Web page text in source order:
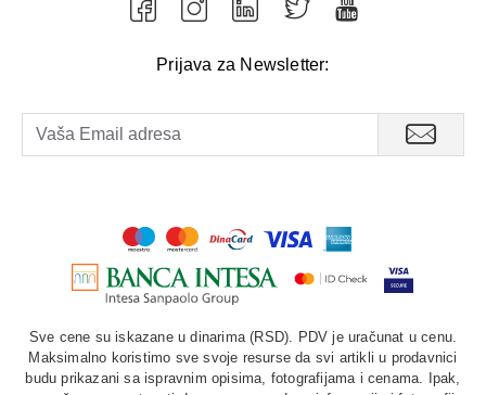
Prijava za Newsletter:
Sve cene su iskazane u dinarima (RSD). PDV je uračunat u cenu.
Maksimalno koristimo sve svoje resurse da svi artikli u prodavnici
budu prikazani sa ispravnim opisima, fotografijama i cenama. Ipak,